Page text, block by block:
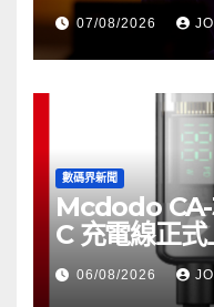
07/08/2026
數碼界新聞
Mcdodo
C 充電線正
06/08/2026